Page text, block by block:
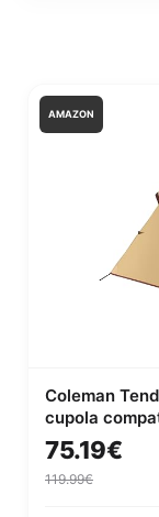
AMAZON
Coleman
cupola
campeggio
75.19€
119.99€